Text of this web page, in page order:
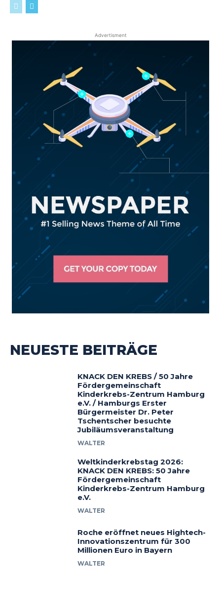
Advertisment
NEUESTE BEITRÄGE
KNACK DEN KREBS / 50 Jahre
Fördergemeinschaft
Kinderkrebs-Zentrum Hamburg
e.V. / Hamburgs Erster
Bürgermeister Dr. Peter
Tschentscher besuchte
Jubiläumsveranstaltung
WALTER
Weltkinderkrebstag 2026:
KNACK DEN KREBS: 50 Jahre
Fördergemeinschaft
Kinderkrebs-Zentrum Hamburg
e.V.
WALTER
Roche eröffnet neues Hightech-
Innovationszentrum für 300
Millionen Euro in Bayern
WALTER